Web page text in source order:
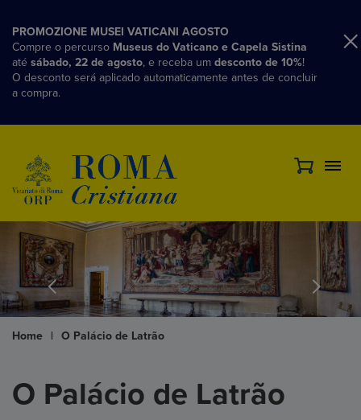
PROMOZIONE MUSEI VATICANI AGOSTO
Compre o percurso Museus do Vaticano e Capela Sistina
até sábado, 22 de agosto, e receba um desconto de 10%!
O desconto será aplicado automaticamente antes de concluir
a compra.
Home | O Palácio de Latrão
O Palácio de Latrão